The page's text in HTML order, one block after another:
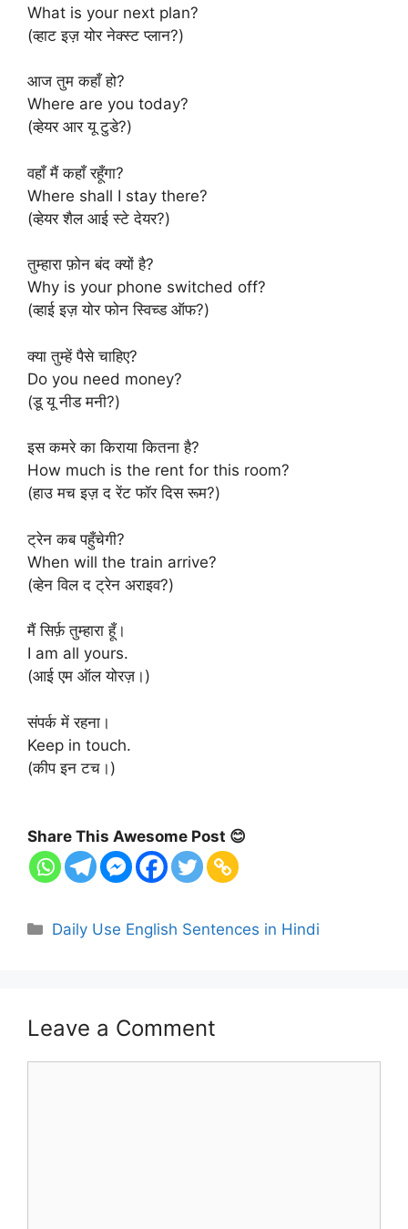
What is your next plan?
(व्हाट इज़ योर नेक्स्ट प्लान?)
आज तुम कहाँ हो?
Where are you today?
(व्हेयर आर यू टुडे?)
वहाँ मैं कहाँ रहूँगा?
Where shall I stay there?
(व्हेयर शैल आई स्टे देयर?)
तुम्हारा फ़ोन बंद क्यों है?
Why is your phone switched off?
(व्हाई इज़ योर फोन स्विच्ड ऑफ?)
क्या तुम्हें पैसे चाहिए?
Do you need money?
(डू यू नीड मनी?)
इस कमरे का किराया कितना है?
How much is the rent for this room?
(हाउ मच इज़ द रेंट फॉर दिस रूम?)
ट्रेन कब पहुँचेगी?
When will the train arrive?
(व्हेन विल द ट्रेन अराइव?)
मैं सिर्फ़ तुम्हारा हूँ।
I am all yours.
(आई एम ऑल योरज़।)
संपर्क में रहना।
Keep in touch.
(कीप इन टच।)
Share This Awesome Post 😊
Categories
Daily Use English Sentences in Hindi
Leave a Comment